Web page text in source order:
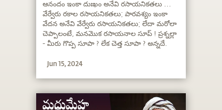
ఆనందం ఇంకా దుఃఖం అనేవి రసాయనికతలు …
వేర్వేరు రకాల రసాయనికతలు; పారవశ్యం ఇంకా
వేదన అనేవి వేర్వేరు రసాయనికతలు; లేదా మరోలా
చెప్పాలంటే, మనమొక రసాయనాల సూప్ ! ప్రశ్నల్లా
- మీరు గొప్ప సూపా ? లేక చెత్త సూపా ? అన్నదే.
Jun 15, 2024